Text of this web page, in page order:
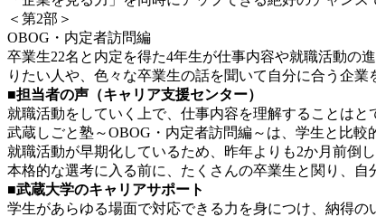
＜第2部＞
OBOG・内定者訪問編
卒業生22名と内定を得た4年生が仕事内容や就職活動の
りたい人や、色々な卒業生の話を聞いて自分に合う企
■担当者の声（キャリア支援センター）
就職活動をしていく上で、仕事内容を理解することはと
武蔵しごと塾～OBOG・内定者訪問編～は、学生と比
就職活動が早期化しているため、昨年よりも2か月前倒し
本格的な選考に入る前に、たくさんの卒業生と関り、
■武蔵大学のキャリアサポート
学生があらゆる場面で対応できる力を身につけ、納得